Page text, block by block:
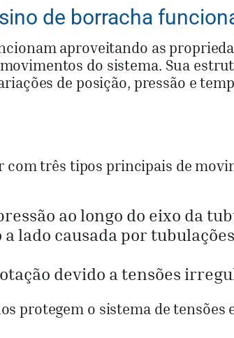
de borracha
aproveitando as
do sistema. Sua
de posição, pressão e
com três tipos principais de
ao longo do eixo da
lado causada por
devido a tensões
protegem o sistema de tensões